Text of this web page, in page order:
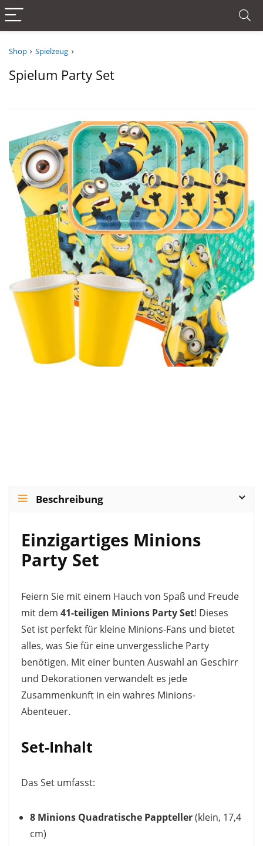
Shop Spielzeug
Spielum Party Set
Beschreibung
Einzigartiges Minions
Party Set
Feiern Sie mit einem Hauch von Spaß und Freude
mit dem 41-teiligen Minions Party Set! Dieses
Set ist perfekt für kleine Minions-Fans und bietet
alles, was Sie für eine unvergessliche Party
benötigen. Mit einer bunten Auswahl an Geschirr
und Dekorationen verwandelt es jede
Zusammenkunft in ein wahres Minions-
Abenteuer.
Set-Inhalt
Das Set umfasst:
8 Minions Quadratische Pappteller(klein, 17,4
cm)